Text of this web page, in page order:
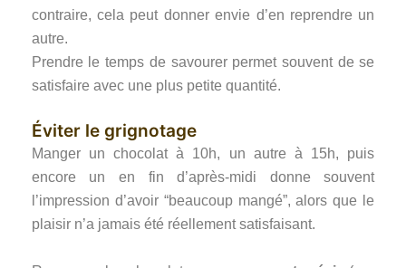
contraire, cela peut donner envie d’en reprendre un
autre.
Prendre le temps de savourer permet souvent de se
satisfaire avec une plus petite quantité.
Éviter le grignotage
Manger un chocolat à 10h, un autre à 15h, puis
encore un en fin d’après-midi donne souvent
l’impression d’avoir “beaucoup mangé”, alors que le
plaisir n’a jamais été réellement satisfaisant.